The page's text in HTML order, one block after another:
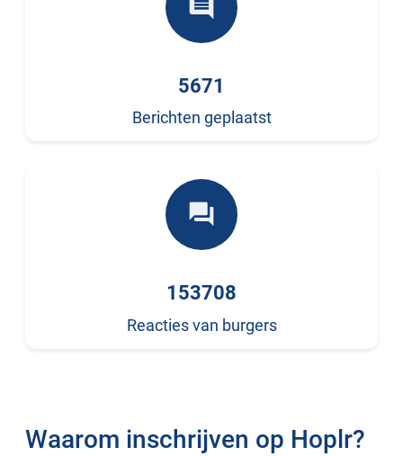
comment
5671
Berichten geplaatst
forum
153708
Reacties van burgers
Waarom inschrijven op Hoplr?